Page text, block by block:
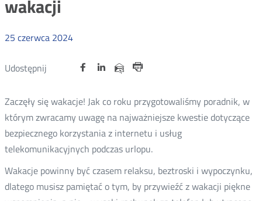
wakacji
25 czerwca 2024
Udostępnij
Udostępnij
Twitter
Otwórz
oknie
Udostępnij
Otwórz
oknie
Udostępnij
Linkedin
Otwórz
oknie
Udostępnij
e-
mail
Zaczęły się wakacje! Jak co roku przygotowaliśmy poradnik, w
którym zwracamy uwagę na najważniejsze kwestie dotyczące
bezpiecznego korzystania z internetu i usług
telekomunikacyjnych podczas urlopu.
Wakacje powinny być czasem relaksu, beztroski i wypoczynku,
dlatego musisz pamiętać o tym, by przywieźć z wakacji piękne